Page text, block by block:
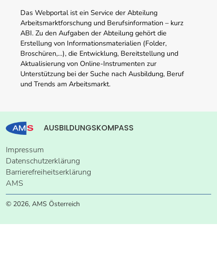
Das Webportal ist ein Service der Abteilung
Arbeitsmarktforschung und Berufsinformation – kurz
ABI. Zu den Aufgaben der Abteilung gehört die
Erstellung von Informationsmaterialien (Folder,
Broschüren,…), die Entwicklung, Bereitstellung und
Aktualisierung von Online-Instrumenten zur
Unterstützung bei der Suche nach Ausbildung, Beruf
und Trends am Arbeitsmarkt.
AUSBILDUNGSKOMPASS
Impressum
Datenschutzerklärung
Barrierefreiheitserklärung
AMS
© 2026, AMS Österreich